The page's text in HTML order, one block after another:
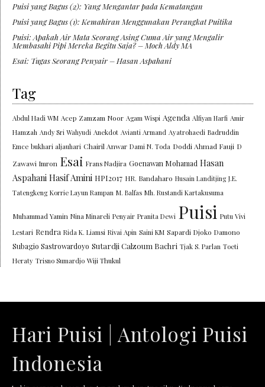
Puisi yang Bagus (2): Yang Mengantar pada Kematangan
Puisi yang Bagus (1): Kemahiran Menggunakan Perangkat Puitika
Puisi: Apakah Air Mata Seorang Asing Cuma Air yang Mengalir
Membasahi Pipi Mereka Begitu Saja? – Moch Aldy MA
Esai: Tugas Seorang Penyair – Hasan Aspahani
Tag
Abdul Hadi WM Acep Zamzam Noor Agam Wispi Agenda Alfiyan Harfi Amir
Hamzah Andy Sri Wahyudi Anekdot Avianti Armand Ayatrohaedi Badruddin
Emce bukhari aljauhari Chairil Anwar Dami N. Toda Doddi Ahmad Fauji D
Zawawi Imron Esai Frans Nadjira Goenawan Mohamad Hasan
Aspahani Hasif Amini HPI2017 HR. Bandaharo Husain Landitjing J.E.
Tatengkeng Korrie Layun Rampan M. Balfas Mh. Rustandi Kartakusuma
Muhammad Yamin Nina Minareli Penyair Pranita Dewi Puisi Putu Vivi
Lestari Rendra Rida K. Liamsi Rivai Apin Saini KM Sapardi Djoko Damono
Subagio Sastrowardoyo Sutardji Calzoum Bachri Tjak S. Parlan Toeti
Heraty Trisno Sumardjo Wiji Thukul
Hari Puisi | Antologi Puisi
Indonesia